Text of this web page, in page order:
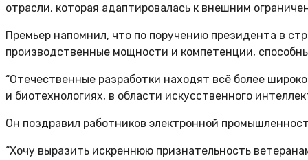
отрасли, которая адаптировалась к внешним
Премьер напомнил, что по поручению президента в
производственные мощности и компетенции,
“Отечественные разработки находят всё более
и биотехнологиях, в области искусственного
Он поздравил работников электронной
“Хочу выразить искреннюю признательность